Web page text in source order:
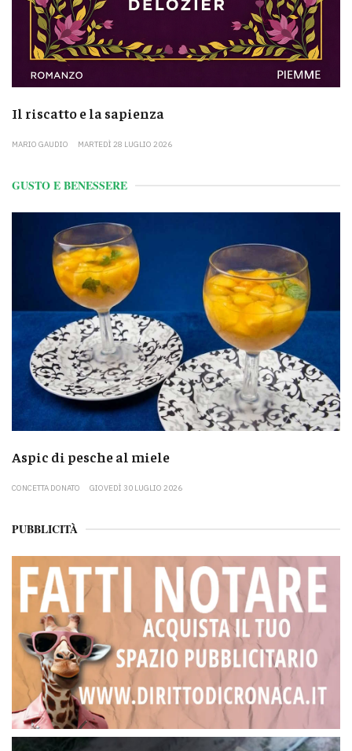
Il riscatto e la sapienza
MARIO GAUDIO MARTEDÌ 28 LUGLIO 2026
GUSTO E BENESSERE
Aspic di pesche al miele
CONCETTA DONATO GIOVEDÌ 30 LUGLIO 2026
PUBBLICITÀ